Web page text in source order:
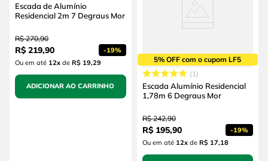
Escada de Alumínio
Residencial 2m 7 Degraus Mor
R$ 270,90
R$ 219,90 -19%
Ou em até 12x de R$ 19,29
ADICIONAR AO CARRINHO
5% OFF com o cupom LF5
1
Escada Alumínio Residencial
1,78m 6 Degraus Mor
R$ 242,90
R$ 195,90 -19%
Ou em até 12xde R$ 17,18